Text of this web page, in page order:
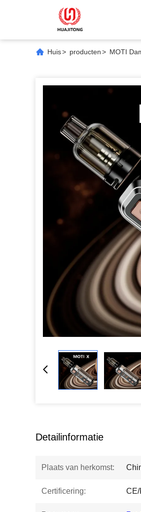
Huis> producten> MOTI
Detailinformatie
Plaats van herkomst:
Certificering: